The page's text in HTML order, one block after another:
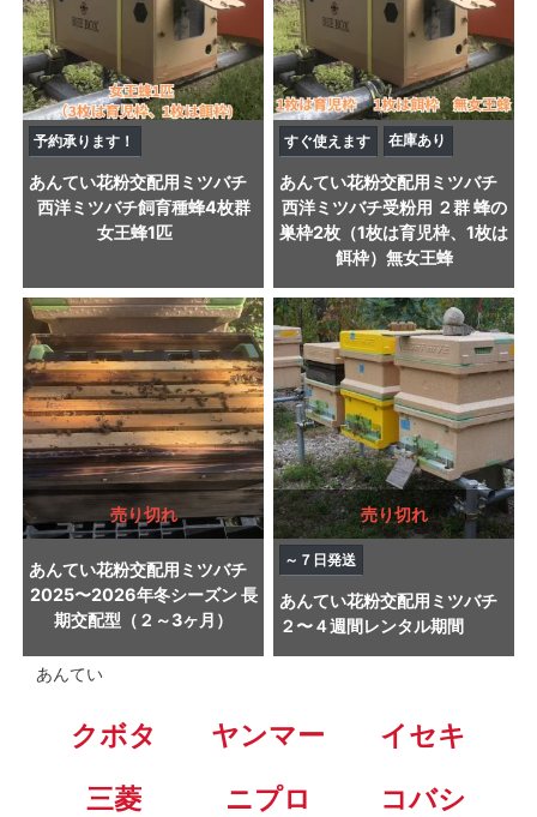
予約承ります！
あんてい花粉交配用ミツバチ
西洋ミツバチ飼育種蜂4枚群
女王蜂1匹
すぐ使えます 在庫あり
あんてい花粉交配用ミツバチ
西洋ミツバチ受粉用 ２群 蜂の
巣枠2枚（1枚は育児枠、1枚は
餌枠）無女王蜂
売り切れ
あんてい花粉交配用ミツバチ
2025〜2026年冬シーズン 長
期交配型（２～3ヶ月）
売り切れ
～７日発送
あんてい花粉交配用ミツバチ
２〜４週間レンタル期間
あんてい
クボタ ヤンマー
イセキ
三菱
ニプロ コバシ